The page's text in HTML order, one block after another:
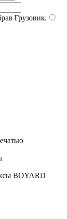
Грузовик.
BOYARD